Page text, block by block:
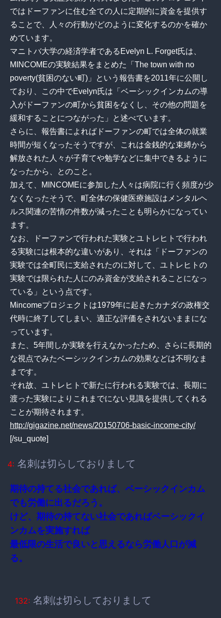
ではドーファンに住む全ての人に定期的に資金を提供す
ることで、人々の行動がどのように変化するのかを確か
めています。
マニトバ大学の経済学者であるEvelyn L. Forget氏は、
MINCOMEの実験結果をまとめた「The town with no
poverty(貧困のない町)」という報告書を2011年に公開し
ており、この中でEvelyn氏は「ベーシックインカムの導
入がドーファンの町から貧困をなくし、その他の問題を
緩和することにつながった」と述べています。
さらに、報告書によればドーファンの町では全体の就業
時間が短くなったそうですが、これは金銭的な束縛から
解放された人々が子育てや勉学などに集中できるように
なったから、とのこと。
加えて、MINCOMEに参加した人々は病院に行く頻度が少
なくなったそうで、町全体の保健医療施設はメンタルヘ
ルス関連の苦情の件数が減ったことも明らかになってい
ます。
なお、ドーファンで行われた実験とユトレヒトで行われ
る実験には根本的な違いがあり、それは「ドーファンの
実験では全町民に支給されたのに対して、ユトレヒトの
実験では限られた人にのみ資金が支給されることになっ
ている」という点です。
Mincomeプロジェクトは1979年に起きたカナダの政権交
代時に終了してしまい、適正な評価をされないままにな
っています。
また、5年間しか実験を行えなかったため、さらに長期的
な視点でみたベーシックインカムの効果などは不明なま
まです。
それ故、ユトレヒトで新たに行われる実験では、長期に
渡った実験によりこれまでにない見識を提供してくれる
ことが期待されます。
http://gigazine.net/news/20150706-basic-income-city/
[/su_quote]
4: 名刺は切らしておりまして
期待の持てる社会であれば、ベーシックインカム
でも労働に出るだろう。
けど、期待の持てない社会であればベーシックイ
ンカムを実施すれば
最低限の生活で良いと思えるなら労働人口が減
る。
132: 名刺は切らしておりまして